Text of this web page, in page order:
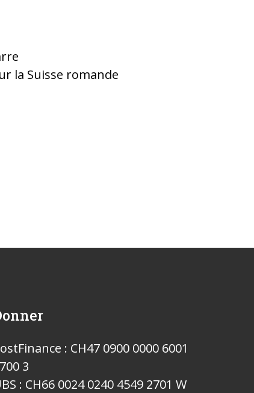
la Suisse romande
: CH47 0900 0000 6001
3
: CH66 0024 0240 4549 2701 W